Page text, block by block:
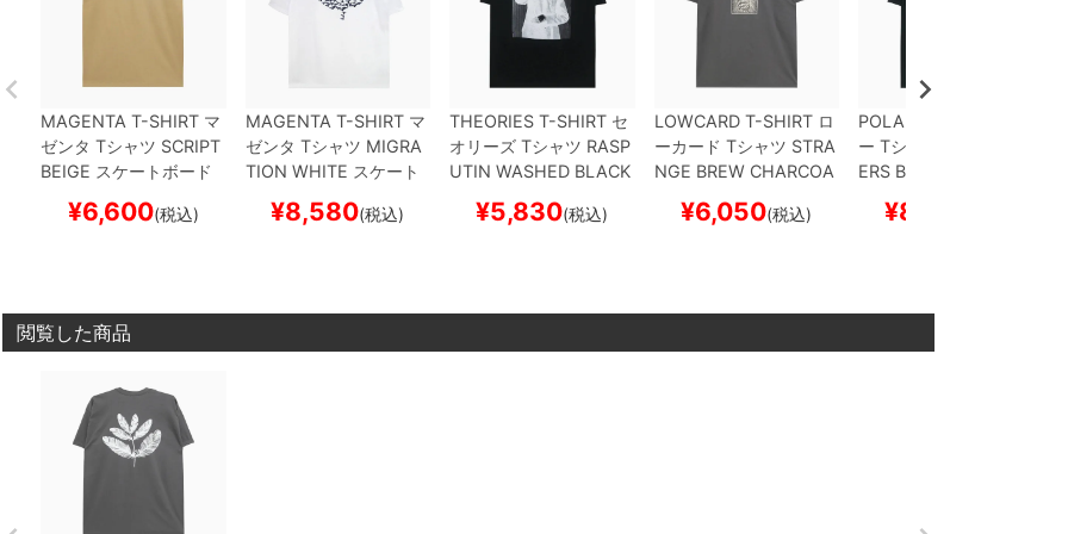
MAGENTA T-SHIRT マ
ゼンタ Tシャツ SCRIPT
BEIGE スケートボード
¥6,600(税込)
MAGENTA T-SHIRTマ
ゼンタ Tシャツ MIGRA
TION WHITE スケート
¥8,580(税込)
THEORIES T-SHIRT セ
オリーズ Tシャツ RASP
UTIN WASHED BLACK
¥5,830(税込)
LOWCARD T-SHIRTロ
ーカード Tシャツ STRA
NGE BREWCHARCOA
ボー¥6,050(税込)
POLAR T-SHIRT
ー Tシャツ
ERS BLACK
¥8,250
閲覧した商品